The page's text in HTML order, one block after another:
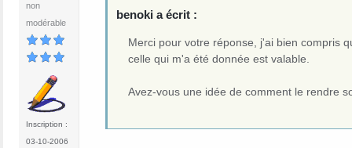
non
modérable
Inscription :
03-10-2006
benoki a écrit :
Merci pour votre réponse, j'ai bien compris
celle qui m'a été donnée est valable.
Avez-vous une idée de comment le rendre